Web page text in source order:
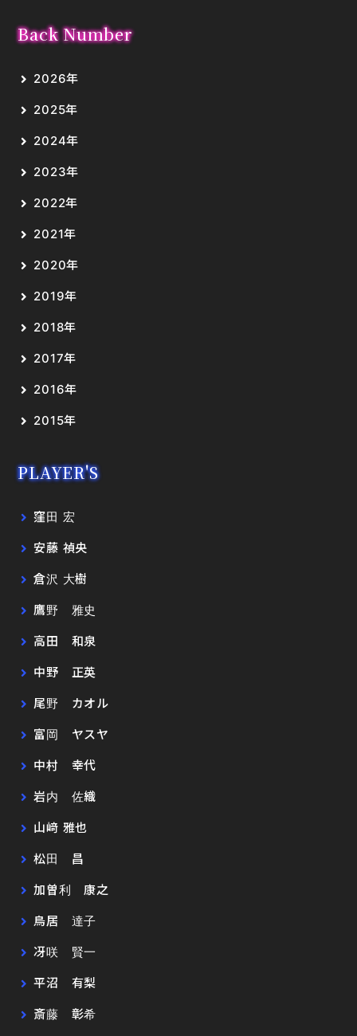
Back Number
2026年
2025年
2024年
2023年
2022年
2021年
2020年
2019年
2018年
2017年
2016年
2015年
PLAYER'S
窪田 宏
安藤 禎央
倉沢 大樹
鷹野 雅史
高田 和泉
中野 正英
尾野 カオル
富岡 ヤスヤ
中村 幸代
岩内 佐織
山﨑 雅也
松田 昌
加曽利 康之
鳥居 達子
冴咲 賢一
平沼 有梨
斎藤 彰希